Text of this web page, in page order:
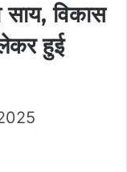
साय, विकास
हुई